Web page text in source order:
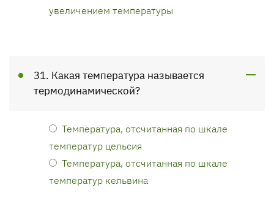
увеличением температуры
31. Какая температура называется
термодинамической?
Температура, отсчитанная по шкале
температур цельсия
Температура, отсчитанная по шкале
температур кельвина